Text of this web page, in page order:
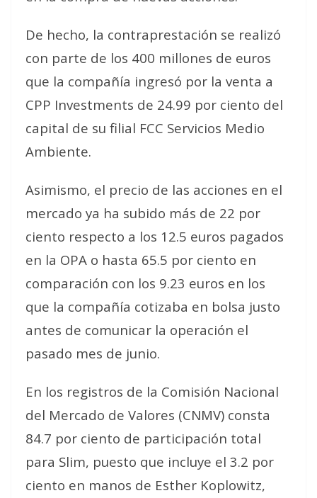
De hecho, la contraprestación se realizó
con parte de los 400 millones de euros
que la compañía ingresó por la venta a
CPP Investments de 24.99 por ciento del
capital de su filial FCC Servicios Medio
Ambiente.
Asimismo, el precio de las acciones en el
mercado ya ha subido más de 22 por
ciento respecto a los 12.5 euros pagados
en la OPA o hasta 65.5 por ciento en
comparación con los 9.23 euros en los
que la compañía cotizaba en bolsa justo
antes de comunicar la operación el
pasado mes de junio.
En los registros de la Comisión Nacional
del Mercado de Valores (CNMV) consta
84.7 por ciento de participación total
para Slim, puesto que incluye el 3.2 por
ciento en manos de Esther Koplowitz,